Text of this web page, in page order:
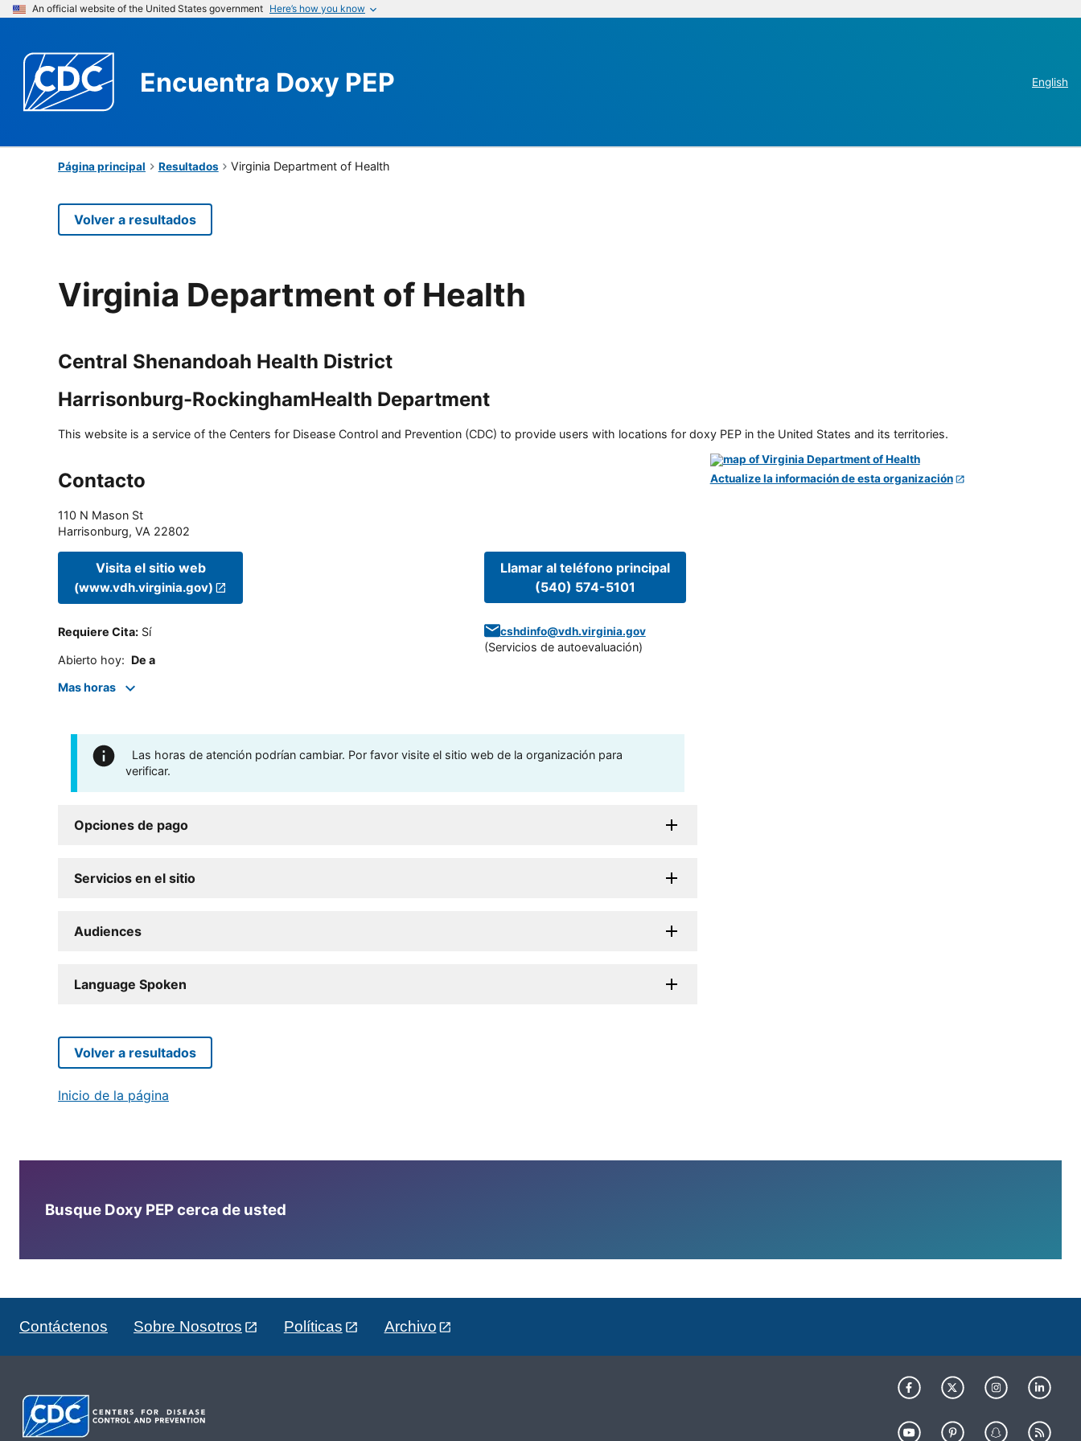
An official website of the United States government Here’s how you know
Encuentra Doxy PEP English
Página principal Resultados Virginia Department of Health
Volver a resultados
Virginia Department of Health
Central Shenandoah Health District
Harrisonburg-RockinghamHealth Department
This website is a service of the Centers for Disease Control and Prevention (CDC) to provide users with locations for doxy PEP in the United States and its territories.
Contacto
110 N Mason St
Harrisonburg, VA 22802
Visita el sitio web
(www.vdh.virginia.gov)
Requiere Cita: Sí
Abierto hoy: De a
Mas horas
Llamar al teléfono principal
(540) 574-5101
cshdinfo@vdh.virginia.gov
(Servicios de autoevaluación)
Las horas de atención podrían cambiar. Por favor visite el sitio web de la organización para
verificar.
Opciones de pago
Servicios en el sitio
Audiences
Language Spoken
Actualize la información de esta organización
Volver a resultados
Inicio de la página
Busque Doxy PEP cerca de usted
Contáctenos Sobre Nosotros Políticas Archivo